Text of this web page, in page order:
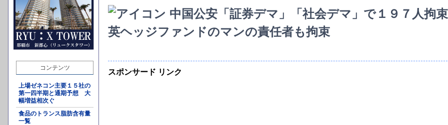
コンテンツ
上場ゼネコン主要１５社の
第一四半期と通期予想 大
幅増益相次ぐ
食品のトランス脂肪含有量
一覧
中国公安「証券デマ」「社会デマ」で１９７人拘束
英ヘッジファンドのマンの責任者も拘束
スポンサード リンク